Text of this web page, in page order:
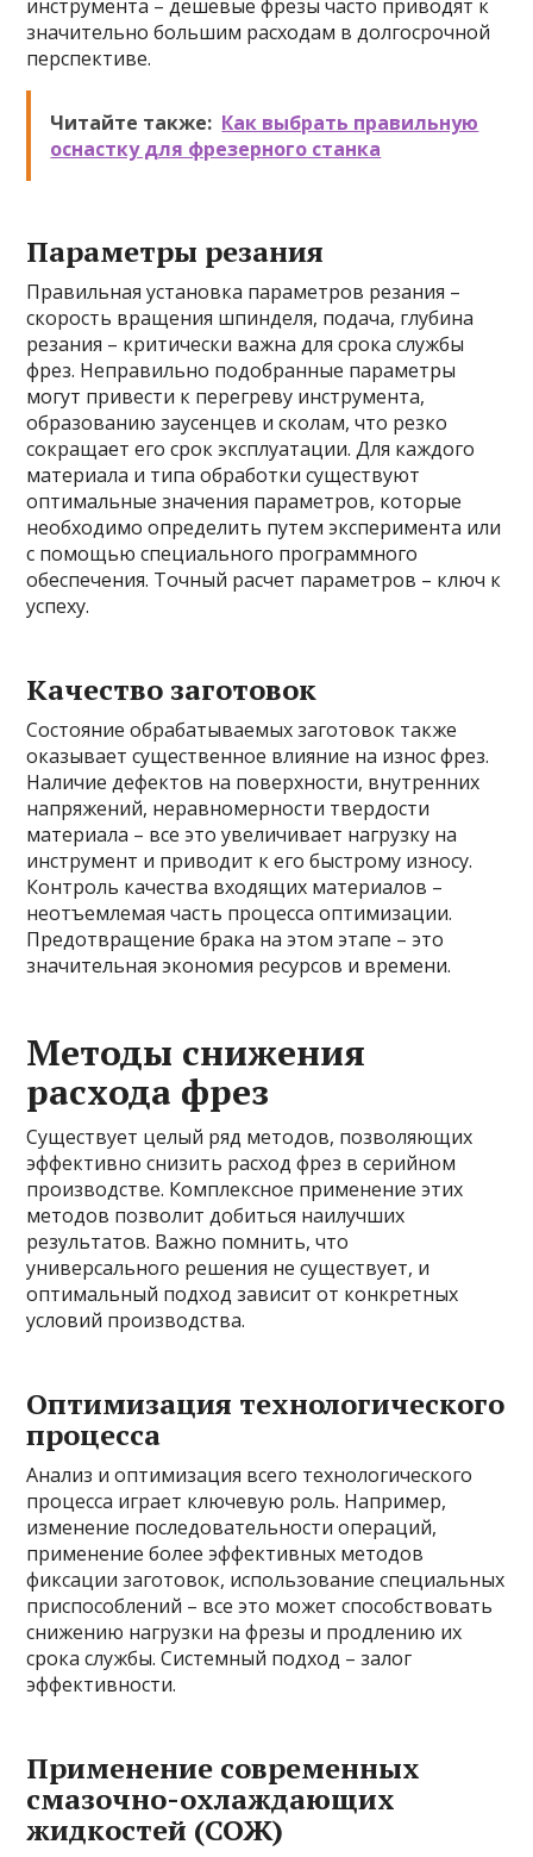
инструмента – дешевые фрезы часто приводят к
значительно большим расходам в долгосрочной
перспективе.
Читайте также: Как выбрать правильную
оснастку для фрезерного станка
Параметры резания
Правильная установка параметров резания –
скорость вращения шпинделя, подача, глубина
резания – критически важна для срока службы
фрез. Неправильно подобранные параметры
могут привести к перегреву инструмента,
образованию заусенцев и сколам, что резко
сокращает его срок эксплуатации. Для каждого
материала и типа обработки существуют
оптимальные значения параметров, которые
необходимо определить путем эксперимента или
с помощью специального программного
обеспечения. Точный расчет параметров – ключ к
успеху.
Качество заготовок
Состояние обрабатываемых заготовок также
оказывает существенное влияние на износ фрез.
Наличие дефектов на поверхности, внутренних
напряжений, неравномерности твердости
материала – все это увеличивает нагрузку на
инструмент и приводит к его быстрому износу.
Контроль качества входящих материалов –
неотъемлемая часть процесса оптимизации.
Предотвращение брака на этом этапе – это
значительная экономия ресурсов и времени.
Методы снижения
расхода фрез
Существует целый ряд методов, позволяющих
эффективно снизить расход фрез в серийном
производстве. Комплексное применение этих
методов позволит добиться наилучших
результатов. Важно помнить, что
универсального решения не существует, и
оптимальный подход зависит от конкретных
условий производства.
Оптимизация технологического
процесса
Анализ и оптимизация всего технологического
процесса играет ключевую роль. Например,
изменение последовательности операций,
применение более эффективных методов
фиксации заготовок, использование специальных
приспособлений – все это может способствовать
снижению нагрузки на фрезы и продлению их
срока службы. Системный подход – залог
эффективности.
Применение современных
смазочно-охлаждающих
жидкостей (СОЖ)